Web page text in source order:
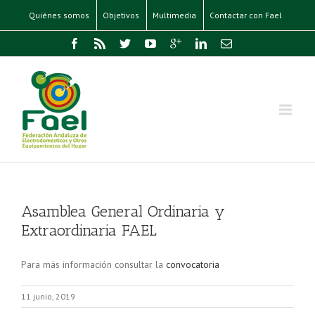
Quiénes somos Objetivos Multimedia Contactar con Fael
Asamblea General Ordinaria y
Extraordinaria FAEL
Para más información consultar la convocatoria
11 junio, 2019